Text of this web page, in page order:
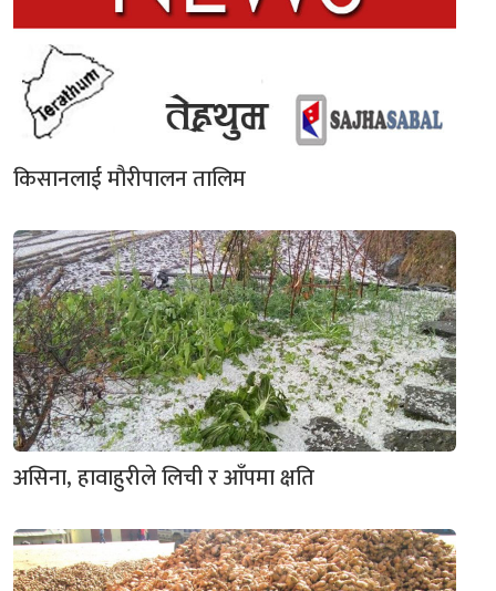
किसानलाई मौरीपालन तालिम
असिना, हावाहुरीले लिची र आँपमा क्षति